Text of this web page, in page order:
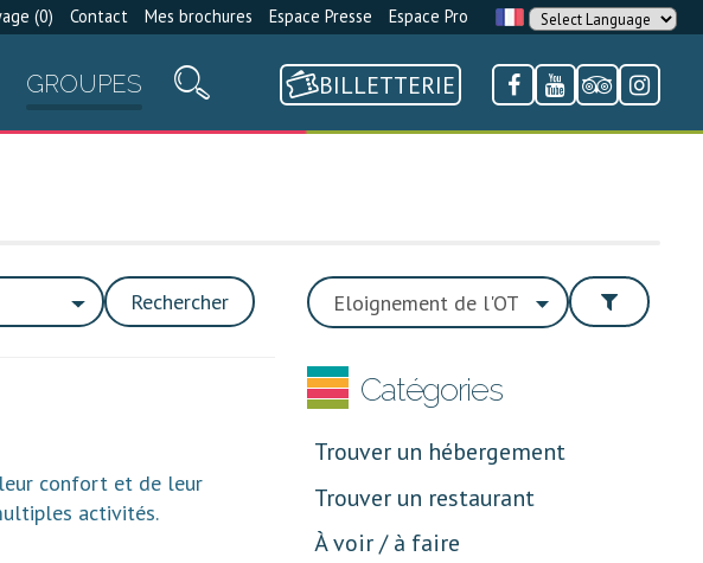
(0) Contact Mes brochures Espace Presse Espace Pro
GROUPES BILLETTERIE
Catégories
Trouver un hébergement
Trouver un restaurant
À voir / à faire
Rechercher
leur confort et de leur
activités.